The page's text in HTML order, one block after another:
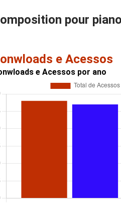
pour
e Acessos
e Acessos por ano